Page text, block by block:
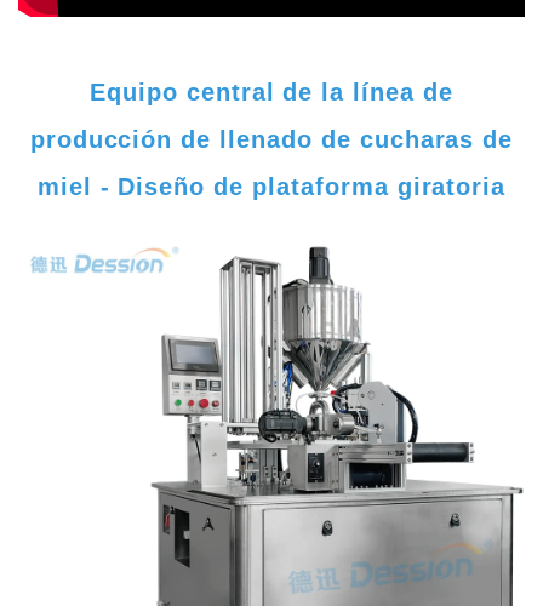
Equipo central de la línea de
producción de llenado de cucharas de
miel - Diseño de plataforma giratoria